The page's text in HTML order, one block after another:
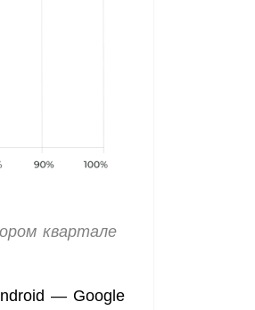
квартале
— Google